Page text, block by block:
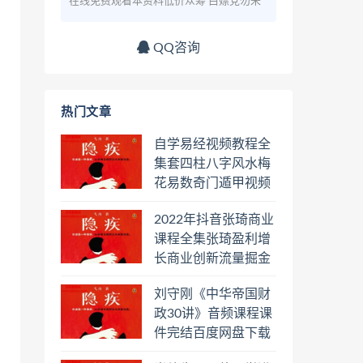
QQ咨询
热门文章
自学易经视频教程全
集套四柱八字风水梅
花易数奇门遁甲视频
日罗盘教程百度云网
盘会员
2022年抖音张琦商业
课程全集张琦盈利增
长商业创新流量掘金
盘下载学习
刘守刚《中华帝国财
政30讲》音频课程课
件完结百度网盘下载